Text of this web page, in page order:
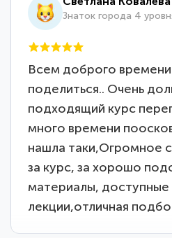
Знаток города 4
Всем доброго
поделиться.. Очень
подходящий курс
много времени
нашла таки,Огромное
за курс, за хорошо
материалы,
лекции,отличная